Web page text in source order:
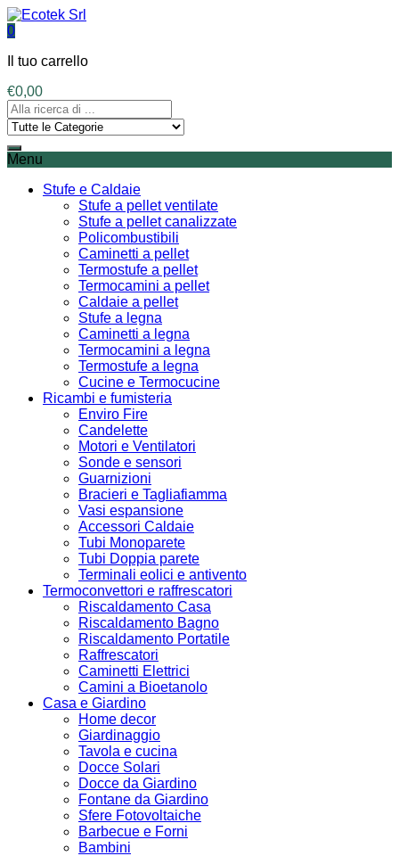
0
Il tuo carrello
€0,00
Menu
Stufe e Caldaie
Stufe a pellet ventilate
Stufe a pellet canalizzate
Policombustibili
Caminetti a pellet
Termostufe a pellet
Termocamini a pellet
Caldaie a pellet
Stufe a legna
Caminetti a legna
Termocamini a legna
Termostufe a legna
Cucine e Termocucine
Ricambi e fumisteria
Enviro Fire
Candelette
Motori e Ventilatori
Sonde e sensori
Guarnizioni
Bracieri e Tagliafiamma
Vasi espansione
Accessori Caldaie
Tubi Monoparete
Tubi Doppia parete
Terminali eolici e antivento
Termoconvettori e raffrescatori
Riscaldamento Casa
Riscaldamento Bagno
Riscaldamento Portatile
Raffrescatori
Caminetti Elettrici
Camini a Bioetanolo
Casa e Giardino
Home decor
Giardinaggio
Tavola e cucina
Docce Solari
Docce da Giardino
Fontane da Giardino
Sfere Fotovoltaiche
Barbecue e Forni
Bambini